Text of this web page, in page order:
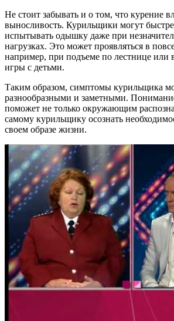
Не стоит забывать и о том, что курение
выносливость. Курильщики могут
испытывать одышку даже при
нагрузках. Это может проявляться в
например, при подъеме по лестнице или
игры с детьми.
Таким образом, симптомы курильщика
разнообразными и заметными.
поможет не только окружающим
самому курильщику осознать
своем образе жизни.